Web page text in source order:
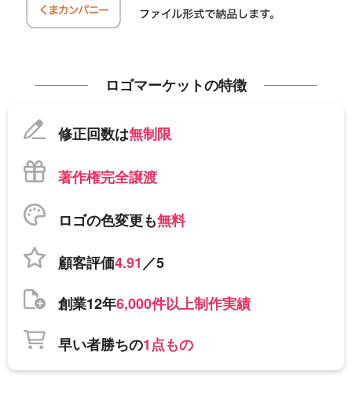
ロゴマーケットの特徴
修正回数は無制限
著作権完全譲渡
ロゴの色変更も無料
顧客評価4.91／5
創業12年6,000件以上制作実績
早い者勝ちの1点もの